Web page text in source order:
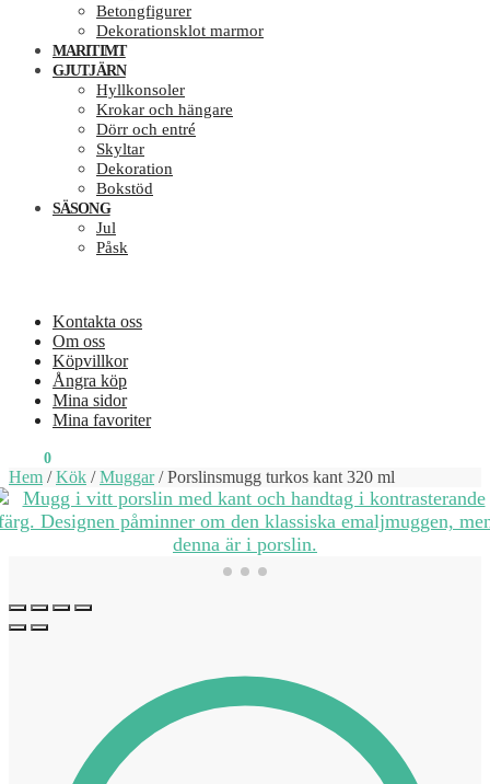
Betongfigurer
Dekorationsklot marmor
MARITIMT
GJUTJÄRN
Hyllkonsoler
Krokar och hängare
Dörr och entré
Skyltar
Dekoration
Bokstöd
SÄSONG
Jul
Påsk
Kontakta oss
Om oss
Köpvillkor
Ångra köp
Mina sidor
Mina favoriter
0
Hem /Kök /Muggar/Porslinsmugg turkos kant 320 ml